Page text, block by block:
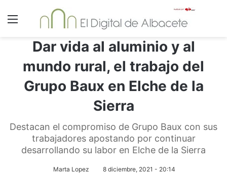
Menú
Dar vida al aluminio y al
mundo rural, el trabajo del
Grupo Baux en Elche de la
Sierra
Destacan el compromiso de Grupo Baux con sus
trabajadores apostando por continuar
desarrollando su labor en Elche de la Sierra
Marta Lopez 8 diciembre, 2021 - 20:14